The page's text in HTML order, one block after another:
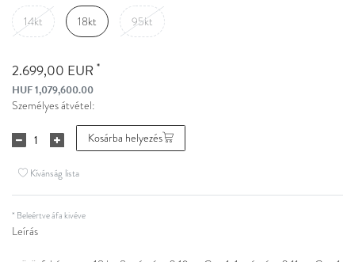
14kt 18kt 95kt
2.699,00 EUR *
HUF 1,079,600.00
Személyes átvétel:
Kosárba helyezés
Kívánság lista
* Beleértve áfa kivéve
Leírás